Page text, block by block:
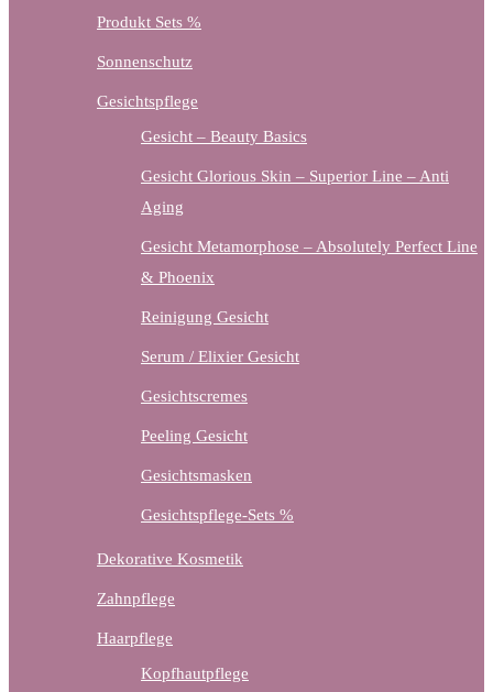
Produkt Sets %
Sonnenschutz
Gesichtspflege
Gesicht – Beauty Basics
Gesicht Glorious Skin – Superior Line – Anti
Aging
Gesicht Metamorphose – Absolutely Perfect Line
& Phoenix
Reinigung Gesicht
Serum / Elixier Gesicht
Gesichtscremes
Peeling Gesicht
Gesichtsmasken
Gesichtspflege-Sets %
Dekorative Kosmetik
Zahnpflege
Haarpflege
Kopfhautpflege